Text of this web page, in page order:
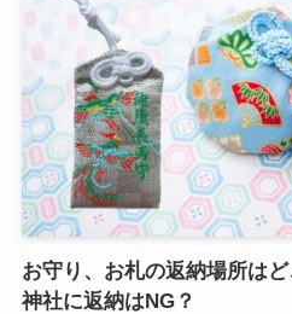
お守り、お札の返納場所は
神社に返納はNG？